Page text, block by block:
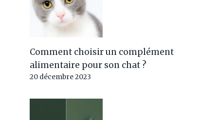
Comment choisir un complément
alimentaire pour son chat ?
20 décembre 2023